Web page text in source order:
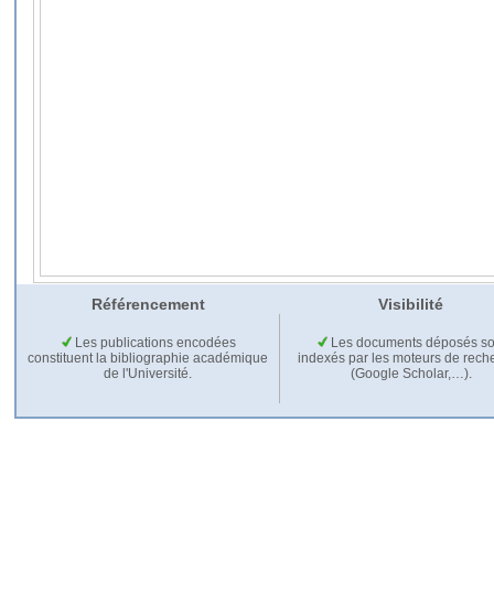
Référencement Visibilité
Les publications encodées
constituent la bibliographie académique
de l'Université.
Les documents déposés
indexés par les moteurs de
(Google Scholar,…).